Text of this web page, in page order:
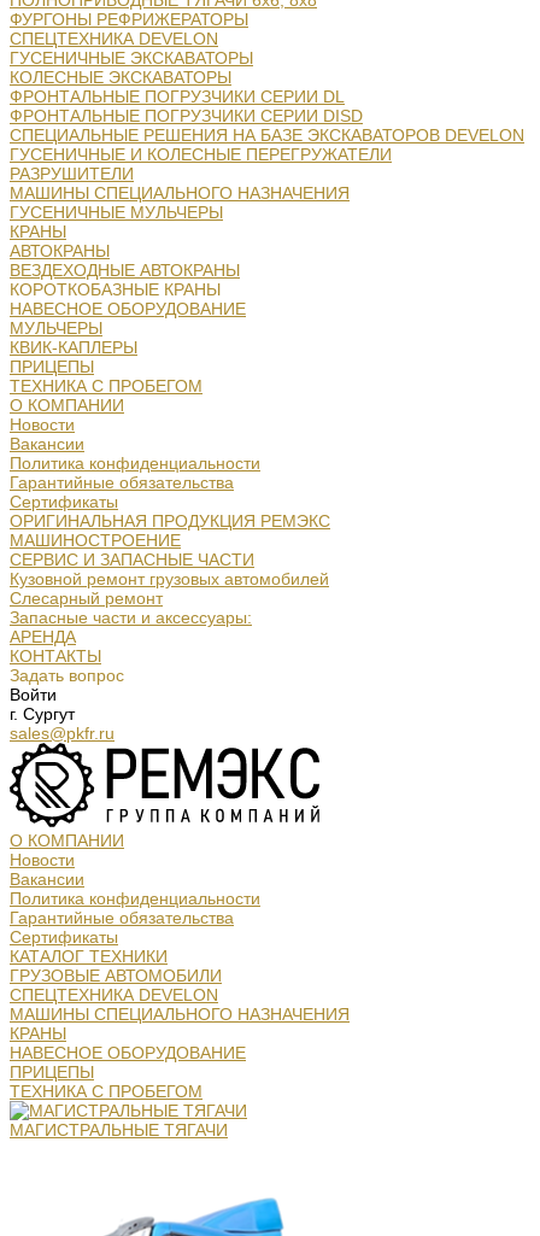
ФУРГОНЫ РЕФРИЖЕРАТОРЫ
СПЕЦТЕХНИКА DEVELON
ГУСЕНИЧНЫЕ ЭКСКАВАТОРЫ
КОЛЕСНЫЕ ЭКСКАВАТОРЫ
ФРОНТАЛЬНЫЕ ПОГРУЗЧИКИ СЕРИИ DL
ФРОНТАЛЬНЫЕ ПОГРУЗЧИКИ СЕРИИ DISD
СПЕЦИАЛЬНЫЕ РЕШЕНИЯ НА БАЗЕ ЭКСКАВАТОРОВ DEVELON
ГУСЕНИЧНЫЕ И КОЛЕСНЫЕ ПЕРЕГРУЖАТЕЛИ
РАЗРУШИТЕЛИ
МАШИНЫ СПЕЦИАЛЬНОГО НАЗНАЧЕНИЯ
ГУСЕНИЧНЫЕ МУЛЬЧЕРЫ
КРАНЫ
АВТОКРАНЫ
ВЕЗДЕХОДНЫЕ АВТОКРАНЫ
КОРОТКОБАЗНЫЕ КРАНЫ
НАВЕСНОЕ ОБОРУДОВАНИЕ
МУЛЬЧЕРЫ
КВИК-КАПЛЕРЫ
ПРИЦЕПЫ
ТЕХНИКА С ПРОБЕГОМ
О КОМПАНИИ
Новости
Вакансии
Политика конфиденциальности
Гарантийные обязательства
Сертификаты
ОРИГИНАЛЬНАЯ ПРОДУКЦИЯ РЕМЭКС
МАШИНОСТРОЕНИЕ
СЕРВИС И ЗАПАСНЫЕ ЧАСТИ
Кузовной ремонт грузовых автомобилей
Слесарный ремонт
Запасные части и аксессуары:
АРЕНДА
КОНТАКТЫ
Задать вопрос
Войти
г. Сургут
sales@pkfr.ru
О КОМПАНИИ
Новости
Вакансии
Политика конфиденциальности
Гарантийные обязательства
Сертификаты
КАТАЛОГ ТЕХНИКИ
ГРУЗОВЫЕ АВТОМОБИЛИ
СПЕЦТЕХНИКА DEVELON
МАШИНЫ СПЕЦИАЛЬНОГО НАЗНАЧЕНИЯ
КРАНЫ
НАВЕСНОЕ ОБОРУДОВАНИЕ
ПРИЦЕПЫ
ТЕХНИКА С ПРОБЕГОМ
МАГИСТРАЛЬНЫЕ ТЯГАЧИ